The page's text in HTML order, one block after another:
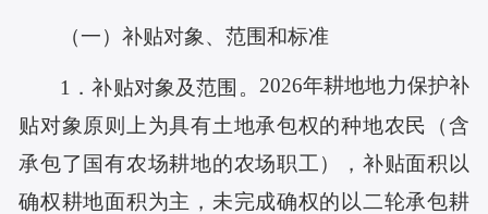
（一）补贴对象、范围和标准
1 ．补贴对象及范围。 2026年耕地地力保护补
贴对象原则上为具有土地承包权的种地农民（含
承包了国有农场耕地的农场职工），补贴面积以
确权耕地面积为主，未完成确权的以二轮承包耕